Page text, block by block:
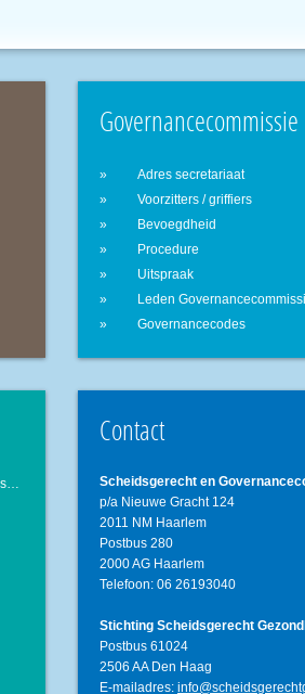
Governancecommissie
Adres secretariaat
Voorzitters / griffiers
Bevoegdheid
Procedure
Uitspraak
Leden
Governancecodes
Statuten Stichting Scheidsgerecht Gezondheidszorg
Contact
Scheidsgerecht en
p/a Nieuwe Gracht 124
2011 NM Haarlem
Postbus 280
2000 AG Haarlem
Telefoon: 06 26193040
Stichting Scheidsgerecht
Postbus 61024
2506 AA Den Haag
E-mailadres: